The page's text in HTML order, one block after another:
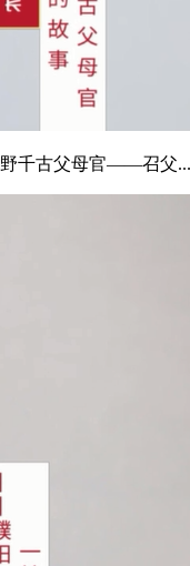
野千古父母官——召父...